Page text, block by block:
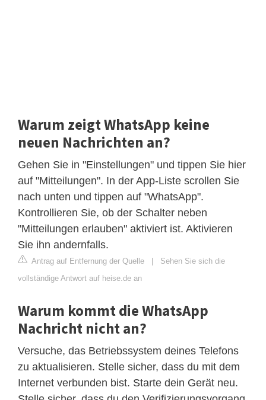
Warum zeigt WhatsApp keine
neuen Nachrichten an?
Gehen Sie in "Einstellungen" und tippen Sie hier
auf "Mitteilungen". In der App-Liste scrollen Sie
nach unten und tippen auf "WhatsApp".
Kontrollieren Sie, ob der Schalter neben
"Mitteilungen erlauben" aktiviert ist. Aktivieren
Sie ihn andernfalls.
Antrag auf Entfernung der Quelle | Sehen Sie sich die
vollständige Antwort auf heise.de an
Warum kommt die WhatsApp
Nachricht nicht an?
Versuche, das Betriebssystem deines Telefons
zu aktualisieren. Stelle sicher, dass du mit dem
Internet verbunden bist. Starte dein Gerät neu.